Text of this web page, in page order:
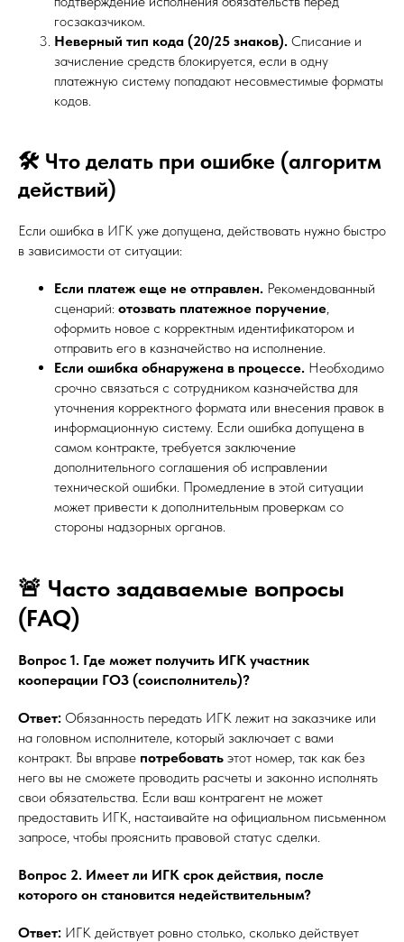
госзаказчиком.
Неверный тип кода (20/25 знаков). Списание и
зачисление средств блокируется, если в одну
платежную систему попадают несовместимые форматы
кодов.
🛠 Что делать при ошибке (алгоритм
действий)
Если ошибка в ИГК уже допущена, действовать нужно быстро
в зависимости от ситуации:
Если платеж еще не отправлен. Рекомендованный
сценарий: отозвать платежное поручение,
оформить новое с корректным идентификатором и
отправить его в казначейство на исполнение.
Если ошибка обнаружена в процессе. Необходимо
срочно связаться с сотрудником казначейства для
уточнения корректного формата или внесения правок в
информационную систему. Если ошибка допущена в
самом контракте, требуется заключение
дополнительного соглашения об исправлении
технической ошибки. Промедление в этой ситуации
может привести к дополнительным проверкам со
стороны надзорных органов.
🚨 Часто задаваемые вопросы
(FAQ)
Вопрос 1. Где может получить ИГК участник
кооперации ГОЗ (соисполнитель)?
Ответ: Обязанность передать ИГК лежит на заказчике или
на головном исполнителе, который заключает с вами
контракт. Вы вправе потребовать этот номер, так как без
него вы не сможете проводить расчеты и законно исполнять
свои обязательства. Если ваш контрагент не может
предоставить ИГК, настаивайте на официальном письменном
запросе, чтобы прояснить правовой статус сделки.
Вопрос 2. Имеет ли ИГК срок действия, после
которого он становится недействительным?
Ответ: ИГК действует ровно столько, сколько действует